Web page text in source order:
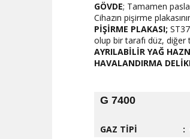
GÖVDE; Tamamen
Cihazın pişirme
PİŞİRME PLAKASI;
olup bir tarafı düz, diğer
AYRILABİLİR YAĞ
HAVALANDIRMA
G 7400
GAZ TİPİ
: